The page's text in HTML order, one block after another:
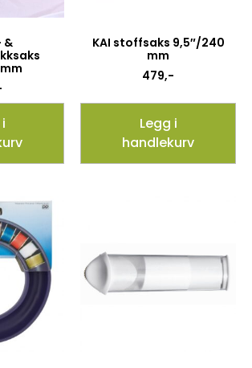
&
KAI stoffsaks 9,5″/240
mm
479,-
Legg i
handlekurv